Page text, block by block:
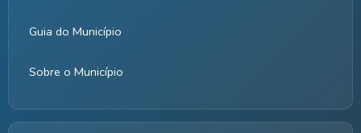
Guia do Município
Sobre o Município